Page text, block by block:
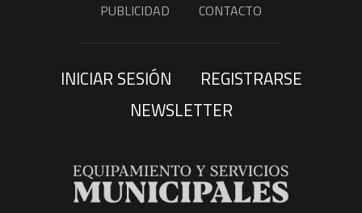
PUBLICIDAD
CONTACTO
INICIAR SESIÓN
REGISTRARSE
NEWSLETTER